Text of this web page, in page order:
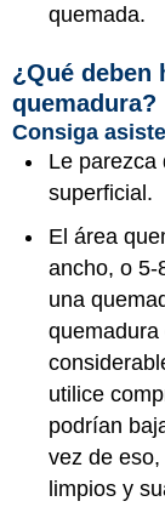
quemada.
¿Qué deben
quemadura?
Consiga
Le parezca
superficial.
El área
ancho, o 5-
una
utilice
podrían
vez de
limpios y